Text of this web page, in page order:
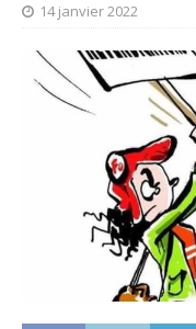
14 janvier 2022